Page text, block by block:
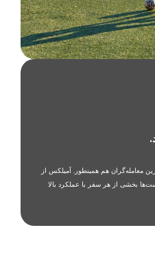
معامله‌گران هم همینطور. آمیلکس از
بخشی از هر سفر با عملکرد بالا